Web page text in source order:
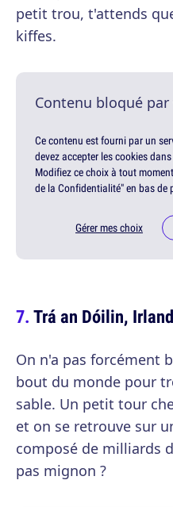
petit trou, t'attends
kiffes.
Contenu bloqué
Ce contenu est fourni par un
devez accepter les cookies
Modifiez ce choix à tout
de la Confidentialité" en bas de
Gérer mes choix
Trá an Dóilin,
On n'a pas forcément
bout du monde pour
sable. Un petit tour
et on se retrouve sur
composé de milliards
pas mignon ?